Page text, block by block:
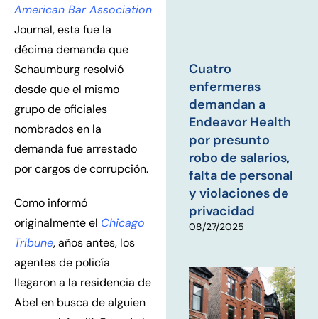
American Bar Association
Journal, esta fue la
décima demanda que
Schaumburg resolvió
desde que el mismo
grupo de oficiales
nombrados en la
demanda fue arrestado
por cargos de corrupción.
Como informó
originalmente el Chicago
Tribune, años antes, los
agentes de policía
llegaron a la residencia de
Abel en busca de alguien
Cuatro
enfermeras
demandan a
Endeavor Health
por presunto
robo de salarios,
falta de personal
y violaciones de
privacidad
08/27/2025